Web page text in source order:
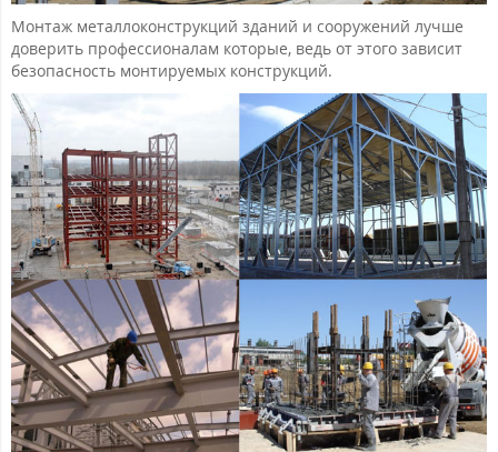
Монтаж металлоконструкций зданий и сооружений лучше
доверить профессионалам которые, ведь от этого зависит
безопасность монтируемых конструкций.